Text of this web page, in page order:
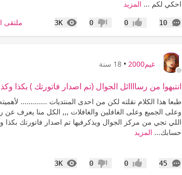
احكي لكم ... المزيد
10
التعليقات إعجاب0 عدم إعجاب
0
3K
المشاهدات ملتقى
غيم2000 • 18 سنة
انتبهوا من رساااائل الجوال (تم اصدار فاتورتك ) بكذا
طبعا هذا الكلام نقلته لكن من احدى المنتديات .............
وعلى الجميع وعلى الغافلين والغافلات ,,, الكل منا يعرف عن
اللي تجي من مركز الجوال ويذكرفيها تم اصدار فاتورتك بكذا
حسابك... المزيد
45
التعليقات إعجاب0 عدم إعجاب
0
3K
المشاهدات